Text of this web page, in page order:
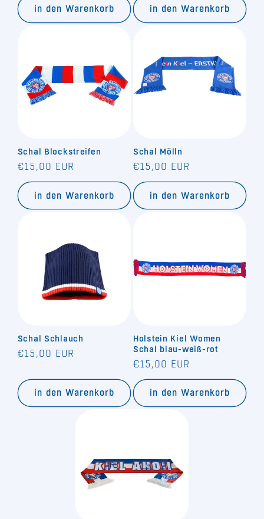
in den Warenkorb in den Warenkorb
Schal Blockstreifen
Normaler
Preis
€15,00 EUR
in den Warenkorb
Schal Mölln
Normaler
Preis
€15,00 EUR
in den Warenkorb
Schal Schlauch
Normaler
€15,00 EUR
in den Warenkorb
Holstein Kiel Women
Schal blau-weiß-rot
Normaler
Preis
€15,00 EUR
in den Warenkorb